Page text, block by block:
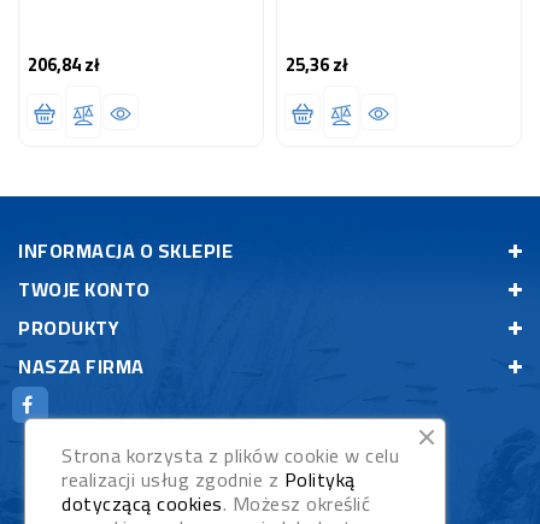
206,84 złCena 25,36 złCena
INFORMACJA O SKLEPIE
TWOJE KONTO
PRODUKTY
NASZA FIRMA
Strona korzysta z plików cookie w celu
realizacji usług zgodnie z Polityką
dotyczącą cookies. Możesz określić